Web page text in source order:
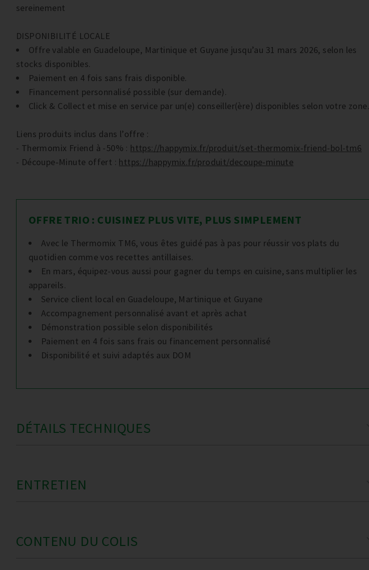
sereinement
DISPONIBILITÉ LOCALE
Offre valable en Guadeloupe, Martinique et Guyane jusqu’au 31 mars 2026, selon les
stocks disponibles.
Paiement en 4 fois sans frais disponible.
Financement personnalisé possible (sur demande).
Click & Collect et mise en service par un(e) conseiller(ère) disponibles selon votre zone.
Liens produits inclus dans l’offre :
- Thermomix Friend à -50% : https://happymix.fr/produit/set-thermomix-friend-bol-tm6
- Découpe‑Minute offert : https://happymix.fr/produit/decoupe-minute
OFFRE TRIO : CUISINEZ PLUS VITE, PLUS SIMPLEMENT
Avec le Thermomix TM6, vous êtes guidé pas à pas pour réussir vos plats du
quotidien comme vos recettes antillaises.
En mars, équipez-vous aussi pour gagner du temps en cuisine, sans multiplier les
appareils.
Service client local en Guadeloupe, Martinique et Guyane
Accompagnement personnalisé avant et après achat
Démonstration possible selon disponibilités
Paiement en 4 fois sans frais ou financement personnalisé
Disponibilité et suivi adaptés aux DOM
DÉTAILS TECHNIQUES
ENTRETIEN
CONTENU DU COLIS